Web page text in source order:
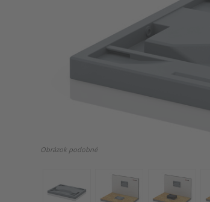
Obrázok podobné